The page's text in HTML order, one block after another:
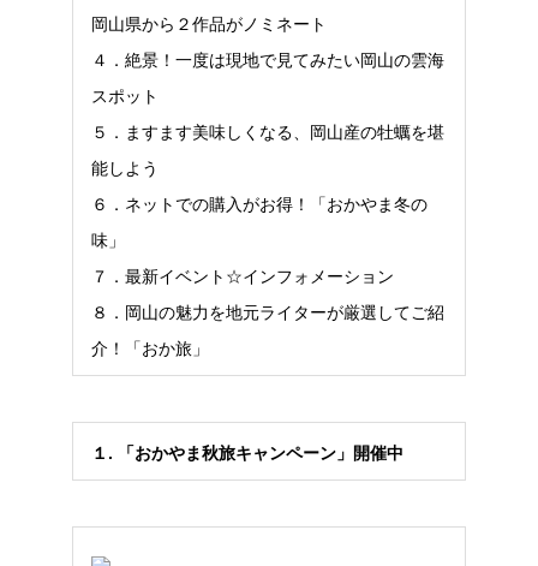
岡山県から２作品がノミネート
４．絶景！一度は現地で見てみたい岡山の雲海
スポット
５．ますます美味しくなる、岡山産の牡蠣を堪
能しよう
６．ネットでの購入がお得！「おかやま冬の
味」
７．最新イベント☆インフォメーション
８．岡山の魅力を地元ライターが厳選してご紹
介！「おか旅」
１ . 「おかやま秋旅キャンペーン」開催中